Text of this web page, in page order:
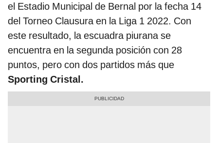
el Estadio Municipal de Bernal por la fecha 14
del Torneo Clausura en la Liga 1 2022. Con
este resultado, la escuadra piurana se
encuentra en la segunda posición con 28
puntos, pero con dos partidos más que
Sporting Cristal.